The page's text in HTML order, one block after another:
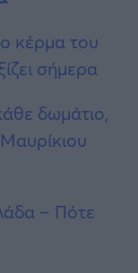
κέρμα του
σήμερα
δωμάτιο,
– Πότε